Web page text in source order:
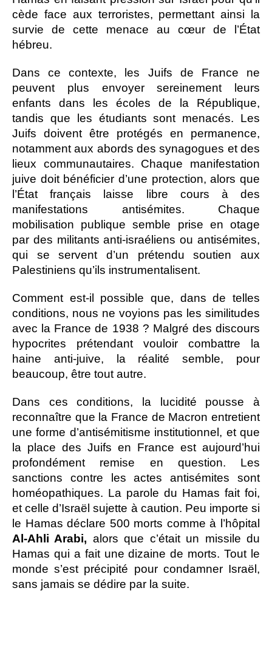
cède face aux terroristes, permettant ainsi la
survie de cette menace au cœur de l’État
hébreu.
Dans ce contexte, les Juifs de France ne
peuvent plus envoyer sereinement leurs
enfants dans les écoles de la République,
tandis que les étudiants sont menacés. Les
Juifs doivent être protégés en permanence,
notamment aux abords des synagogues et des
lieux communautaires. Chaque manifestation
juive doit bénéficier d’une protection, alors que
l’État français laisse libre cours à des
manifestations antisémites. Chaque
mobilisation publique semble prise en otage
par des militants anti-israéliens ou antisémites,
qui se servent d’un prétendu soutien aux
Palestiniens qu’ils instrumentalisent.
Comment est-il possible que, dans de telles
conditions, nous ne voyions pas les similitudes
avec la France de 1938 ? Malgré des discours
hypocrites prétendant vouloir combattre la
haine anti-juive, la réalité semble, pour
beaucoup, être tout autre.
Dans ces conditions, la lucidité pousse à
reconnaître que la France de Macron entretient
une forme d’antisémitisme institutionnel, et que
la place des Juifs en France est aujourd’hui
profondément remise en question. Les
sanctions contre les actes antisémites sont
homéopathiques. La parole du Hamas fait foi,
et celle d’Israël sujette à caution. Peu importe si
le Hamas déclare 500 morts comme à l’hôpital
Al-Ahli Arabi, alors que c’était un missile du
Hamas qui a fait une dizaine de morts. Tout le
monde s’est précipité pour condamner Israël,
sans jamais se dédire par la suite.